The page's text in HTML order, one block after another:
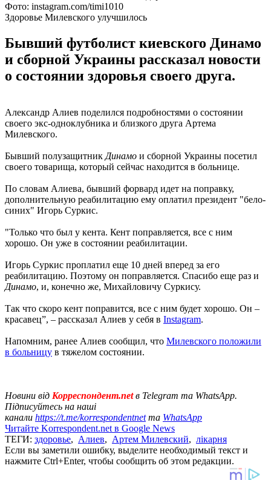
Фото: instagram.com/timi1010
Здоровье Милевского улучшилось
Бывший футболист киевского Динамо
и сборной Украины рассказал новости
о состоянии здоровья своего друга.
Александр Алиев поделился подробностями о состоянии
своего экс-одноклубника и близкого друга Артема
Милевского.
Бывший полузащитник Динамо и сборной Украины посетил
своего товарища, который сейчас находится в больнице.
По словам Алиева, бывший форвард идет на поправку,
дополнительную реабилитацию ему оплатил президент "бело-
синих" Игорь Суркис.
"Только что был у кента. Кент поправляется, все с ним
хорошо. Он уже в состоянии реабилитации.
Игорь Суркис проплатил еще 10 дней вперед за его
реабилитацию. Поэтому он поправляется. Спасибо еще раз и
Динамо, и, конечно же, Михайловичу Суркису.
Так что скоро кент поправится, все с ним будет хорошо. Он –
красавец”, – рассказал Алиев у себя в Instagram.
Напомним, ранее Алиев сообщил, что Милевского положили
в больницу в тяжелом состоянии.
Новини від Корреспондент.netв Telegram та WhatsApp.
Підписуйтесь на наші
канали https://t.me/korrespondentnetта WhatsApp
Читайте Korrespondent.net в Google News
ТЕГИ: здоровье, Алиев, Артем Милевский, лікарня
Если вы заметили ошибку, выделите необходимый текст и
нажмите Ctrl+Enter, чтобы сообщить об этом редакции.